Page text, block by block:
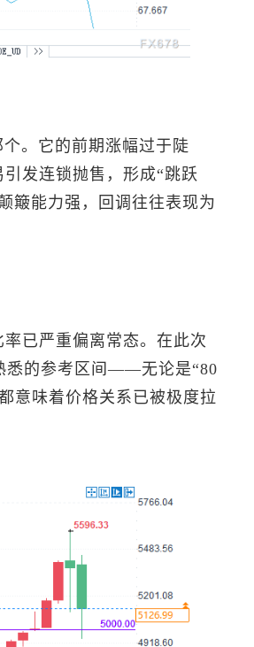
。它的前期涨幅过于陡
发连锁抛售，形成“跳跃
簸能力强，回调往往表现为
已严重偏离常态。在此次
悉的参考区间——无论是“80
意味着价格关系已被极度拉